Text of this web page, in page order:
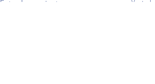
Entradas recientes Ver todo